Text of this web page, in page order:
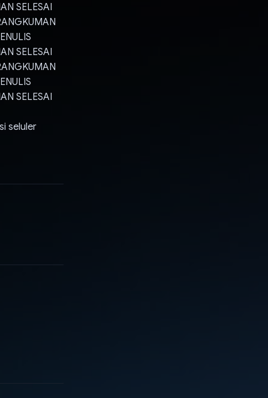
SELESAI
SELESAI
SELESAI
seluler